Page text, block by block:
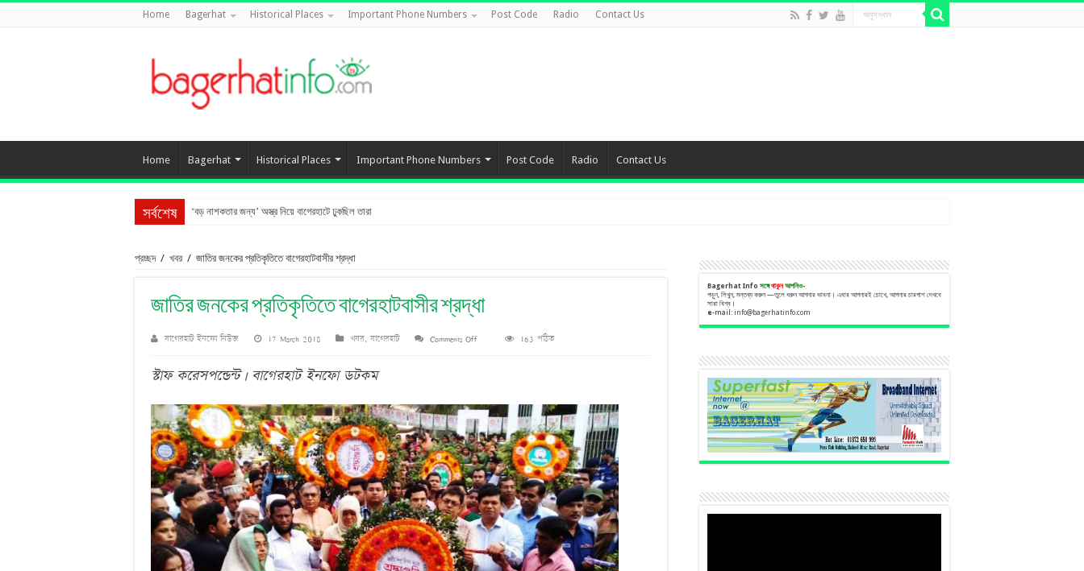
Home Bagerhat Historical Places Important Phone Numbers Post Code Radio Contact Us
Home Bagerhat Historical Places Important Phone Numbers Post Code Radio Contact Us
সর্বশেষ ‘বড় নাশকতার জন্য’ অস্ত্র নিয়ে বাগেরহাটে ঢুকছিল তারা
প্রচ্ছদ / খবর / জাতির জনকের প্রতিকৃতিতে বাগেরহাটবাসীর শ্রদ্ধা
জাতির জনকের প্রতিকৃতিতে বাগেরহাটবাসীর শ্রদ্ধা
বাগেরহাট ইনফো নিউজ 17 March 2018 খবর,বাগেরহাট Comments Offon
প্রতিকৃতিতে
বাগেরহাটবাসীর
শ্রদ্ধা
163 পঠিত
স্টাফ করেসপন্ডেন্ট | বাগেরহাট ইনফো ডটকম
Bagerhat Info সঙ্গেথাকুনআপনিও-
পড়ুন, লিখুন, মন্তব্য করুন —তুলে ধরুন আপনার ভাবনা। এবার আপনারই চোখে, আপনার চারপাশ দেখবে
সারা বিশ্ব।
e-mail: info@bagerhatinfo.com